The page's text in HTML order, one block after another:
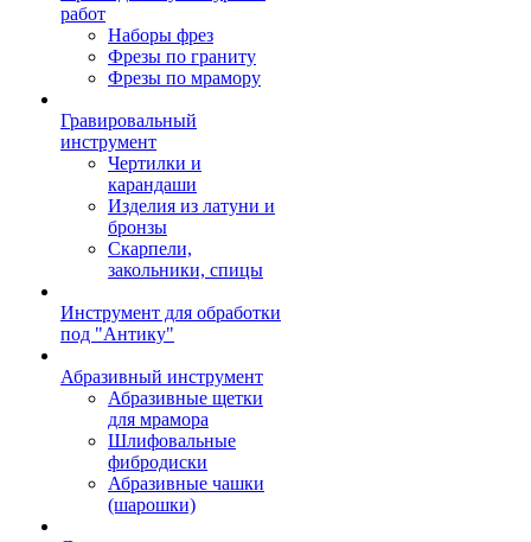
работ
Наборы фрез
Фрезы по граниту
Фрезы по мрамору
Гравировальный
инструмент
Чертилки и
карандаши
Изделия из латуни и
бронзы
Скарпели,
закольники, спицы
Инструмент для обработки
под "Антику"
Абразивный инструмент
Абразивные щетки
для мрамора
Шлифовальные
фибродиски
Абразивные чашки
(шарошки)